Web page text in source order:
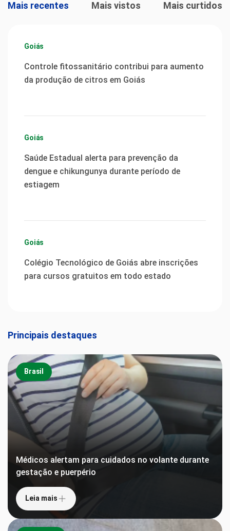
Mais recentes Mais vistos Mais curtidos
Goiás
Controle fitossanitário contribui para aumento
da produção de citros em Goiás
Goiás
Saúde Estadual alerta para prevenção da
dengue e chikungunya durante período de
estiagem
Goiás
Colégio Tecnológico de Goiás abre inscrições
para cursos gratuitos em todo estado
Principais destaques
Brasil
Médicos alertam para cuidados no volante durante
gestação e puerpério
Leia mais